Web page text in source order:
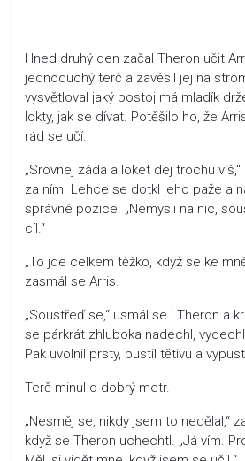
Hned druhý den začal Theron učit
jednoduchý terč a zavěsil jej na
vysvětloval jaký postoj má mladík
lokty, jak se dívat. Potěšilo ho, že
rád se učí.
„Srovnej záda a loket dej trochu
za ním. Lehce se dotkl jeho paže a
správné pozice. „Nemysli na nic,
cíl.“
„To jde celkem těžko, když se ke
zasmál se Arris.
„Soustřeď se,“ usmál se i Theron a
se párkrát zhluboka nadechl,
Pak uvolnil prsty, pustil tětivu a
Terč minul o dobrý metr.
„Nesměj se, nikdy jsem to nedělal,“
když se Theron uchechtl. „Já vím.